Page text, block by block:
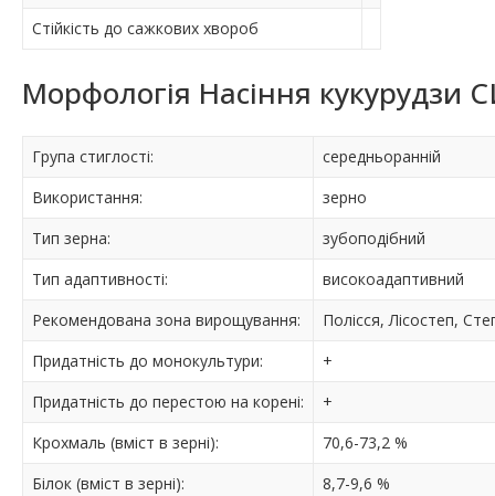
Стійкість до сажкових хвороб
Морфологія Насіння кукурудзи
Група стиглості:
середньоранній
Використання:
зерно
Тип зерна:
зубоподібний
Тип адаптивності:
високоадаптивний
Рекомендована зона вирощування:
Полісся, Лісостеп,
Придатність до монокультури:
+
Придатність до перестою на корені:
+
Крохмаль (вміст в зерні):
70,6-73,2 %
Білок (вміст в зерні):
8,7-9,6 %